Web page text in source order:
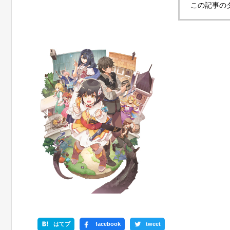
この記事の
はてブ facebook tweet